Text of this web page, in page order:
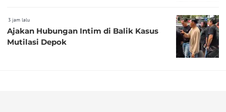
3 jam lalu
Ajakan Hubungan Intim di Balik Kasus
Mutilasi Depok